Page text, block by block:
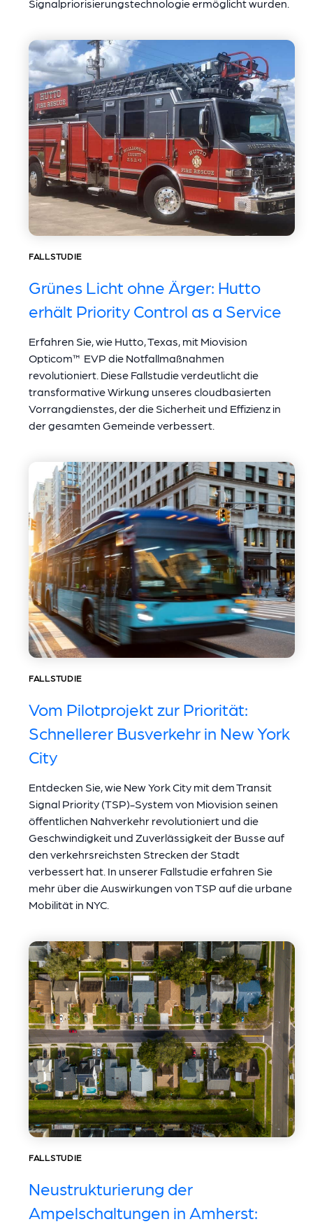
Signalpriorisierungstechnologie ermöglicht wurden.
FALLSTUDIE
Grünes Licht ohne Ärger: Hutto
erhält Priority Control as a Service
Erfahren Sie, wie Hutto, Texas, mit Miovision
Opticom™ EVP die Notfallmaßnahmen
revolutioniert. Diese Fallstudie verdeutlicht die
transformative Wirkung unseres cloudbasierten
Vorrangdienstes, der die Sicherheit und Effizienz in
der gesamten Gemeinde verbessert.
FALLSTUDIE
Vom Pilotprojekt zur Priorität:
Schnellerer Busverkehr in New York
City
Entdecken Sie, wie New York City mit dem Transit
Signal Priority (TSP)-System von Miovision seinen
öffentlichen Nahverkehr revolutioniert und die
Geschwindigkeit und Zuverlässigkeit der Busse auf
den verkehrsreichsten Strecken der Stadt
verbessert hat. In unserer Fallstudie erfahren Sie
mehr über die Auswirkungen von TSP auf die urbane
Mobilität in NYC.
FALLSTUDIE
Neustrukturierung der
Ampelschaltungen in Amherst: